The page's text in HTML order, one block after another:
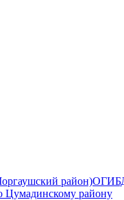
району